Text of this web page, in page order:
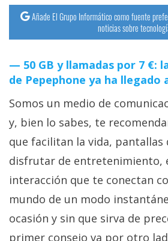
Añade El Grupo Informático como fuente
noticias sobre
50 GB y llamadas por 7 €:
de Pepephone ya ha llegado
Somos un medio de
y, bien lo sabes, te
que facilitan la vida, pantallas
disfrutar de entretenimiento,
interacción que te conectan
mundo de un modo
ocasión y sin que sirva de
primer consejo va por otro